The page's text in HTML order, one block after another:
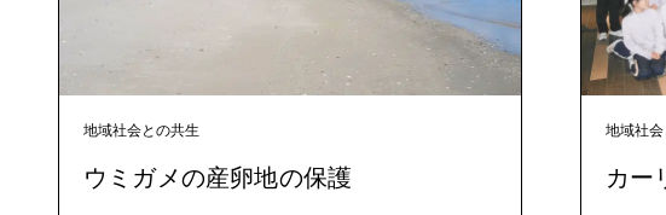
地域社会との共生
ウミガメの産卵地の保護
地域社
カー